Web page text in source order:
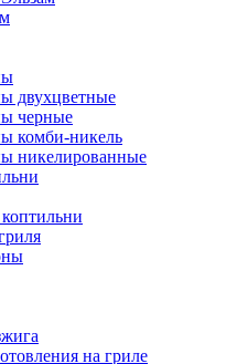
двухцветные
черные
комби-никель
никелированные
на гриле